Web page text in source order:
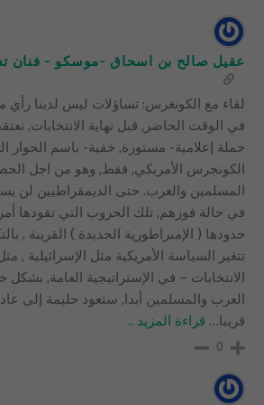
عقيل صالح بن اسحاق -موسكو - فنان
لقاء مع الكونغرس: تساؤلات ليس لدينا
في الوقت الحاضر, قبل نهاية الانتخابات,
حملة إعلامية- مستورة, خفية- باسم الحوار
الكونجرس الأمريكي, فقط, وهو من اجل
المسلمين والعرب. حتى الديمقراطيين لن
في حالة فوزهم, تلك الحروب التي تقودها
حدودها ( الإمبراطورية الجديدة ) القريبة ,
تتغير السياسة الأمريكية مثل الإسرائيلية ,
الانتخابات – في الإستراتيجية العامة,
العرب والمسلمين أبدا, ستعود حليمة إلى
قريبا… قراءة المزيد ..
0